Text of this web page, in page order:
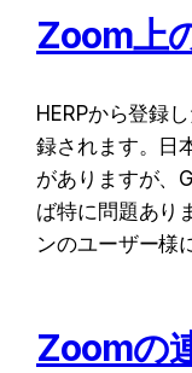
Zoom上
HERPから登録
録されます。日
がありますが、
ば特に問題あり
ンのユーザー様
Zoomの